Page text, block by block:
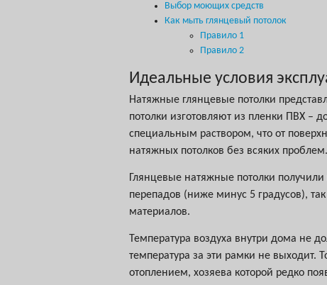
Выбор моющих средств
Как мыть глянцевый потолок
Правило 1
Правило 2
Идеальные условия
Натяжные глянцевые потолки
потолки изготовляют из пленки ПВХ –
специальным раствором, что от
натяжных потолков без всяких проблем.
Глянцевые натяжные потолки
перепадов (ниже минус 5 градусов),
материалов.
Температура воздуха внутри дома не
температура за эти рамки не выходит.
отоплением, хозяева которой редко